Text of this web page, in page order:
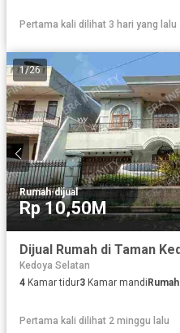
Pertama kali dilihat 3 hari yang lalu
1/26
Rumah·dijual
Rp 10,50M
Kedoya Selatan
4 Kamar tidur3 Kamar mandi Rumah
Pertama kali dilihat 2 minggu lalu